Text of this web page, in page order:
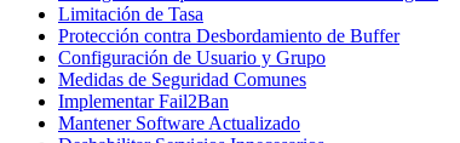
Limitación de Tasa
Protección contra Desbordamiento de Buffer
Configuración de Usuario y Grupo
Medidas de Seguridad Comunes
Implementar Fail2Ban
Mantener Software Actualizado